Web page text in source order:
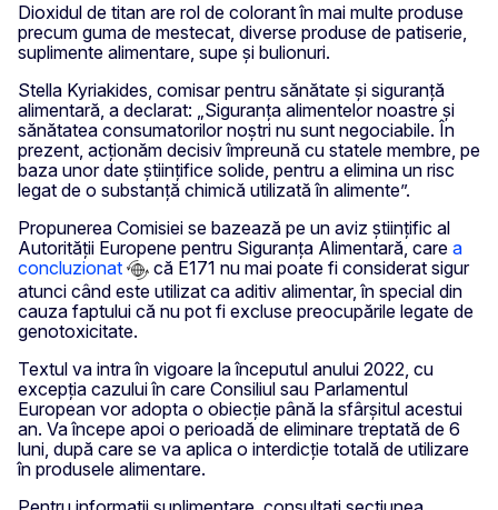
Dioxidul de titan are rol de colorant în mai multe produse
precum guma de mestecat, diverse produse de patiserie,
suplimente alimentare, supe și bulionuri.
Stella Kyriakides, comisar pentru sănătate și siguranță
alimentară, a declarat: „Siguranța alimentelor noastre și
sănătatea consumatorilor noștri nu sunt negociabile. În
prezent, acționăm decisiv împreună cu statele membre, pe
baza unor date științifice solide, pentru a elimina un risc
legat de o substanță chimică utilizată în alimente”.
Propunerea Comisiei se bazează pe un aviz științific al
Autorității Europene pentru Siguranța Alimentară, care a
concluzionat
că E171 nu mai poate fi considerat sigur
atunci când este utilizat ca aditiv alimentar, în special din
cauza faptului că nu pot fi excluse preocupările legate de
genotoxicitate.
Textul va intra în vigoare la începutul anului 2022, cu
excepția cazului în care Consiliul sau Parlamentul
European vor adopta o obiecție până la sfârșitul acestui
an. Va începe apoi o perioadă de eliminare treptată de 6
luni, după care se va aplica o interdicție totală de utilizare
în produsele alimentare.